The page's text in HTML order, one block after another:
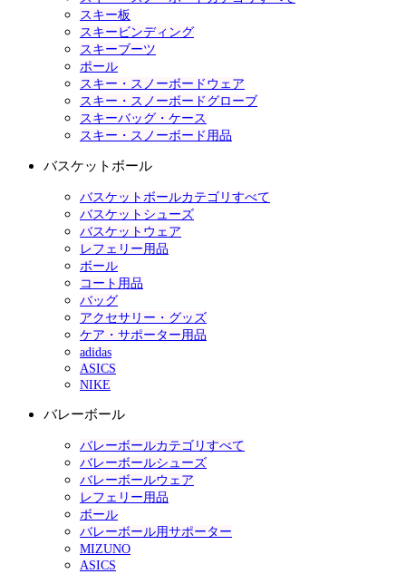
スキー板
スキービンディング
スキーブーツ
ポール
スキー・スノーボードウェア
スキー・スノーボードグローブ
スキーバッグ・ケース
スキー・スノーボード用品
バスケットボール
バスケットボールカテゴリすべて
バスケットシューズ
バスケットウェア
レフェリー用品
ボール
コート用品
バッグ
アクセサリー・グッズ
ケア・サポーター用品
adidas
ASICS
NIKE
バレーボール
バレーボールカテゴリすべて
バレーボールシューズ
バレーボールウェア
レフェリー用品
ボール
バレーボール用サポーター
MIZUNO
ASICS